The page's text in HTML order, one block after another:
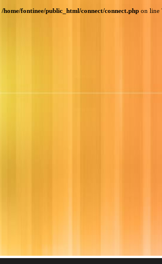
/home/fontinee/public_html/connect/connect.php on line